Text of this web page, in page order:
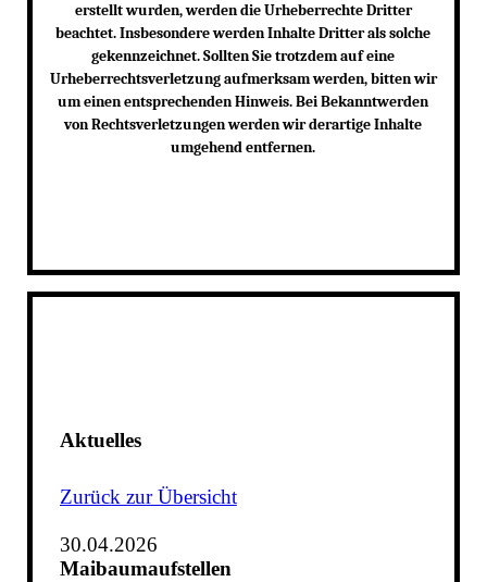
erstellt wurden, werden die Urheberrechte Dritter
beachtet. Insbesondere werden Inhalte Dritter als solche
gekennzeichnet. Sollten Sie trotzdem auf eine
Urheberrechtsverletzung aufmerksam werden, bitten wir
um einen entsprechenden Hinweis. Bei Bekanntwerden
von Rechtsverletzungen werden wir derartige Inhalte
umgehend entfernen.
Aktuelles
Zurück zur Übersicht
30.04.2026
Maibaumaufstellen